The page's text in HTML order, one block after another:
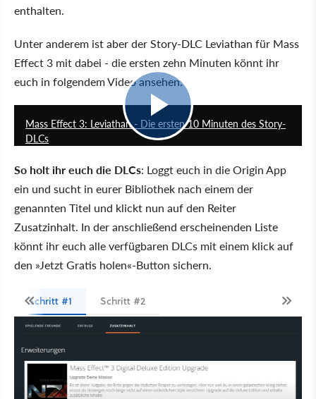
enthalten.
Unter anderem ist aber der Story-DLC Leviathan für Mass
Effect 3 mit dabei - die ersten zehn Minuten könnt ihr
euch in folgendem Video ansehen:
Mass Effect 3: Leviathan - Die ersten 10 Minuten des Story-
DLCs
So holt ihr euch die DLCs: Loggt euch in die Origin App
ein und sucht in eurer Bibliothek nach einem der
genannten Titel und klickt nun auf den Reiter
Zusatzinhalt. In der anschließend erscheinenden Liste
könnt ihr euch alle verfügbaren DLCs mit einem klick auf
den Jetzt Gratis holen -Button sichern.
Schritt #1 Schritt #2